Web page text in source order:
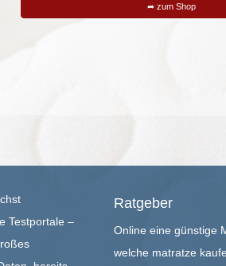
➦ zum Shop
Testportale –
Ratgeber
Online eine günstige
welche matratze